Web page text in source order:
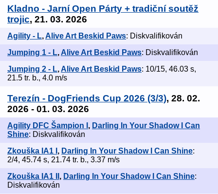
Kladno - Jarní Open Párty + tradiční soutěž
trojic, 21. 03. 2026
Agility - L,Alive Art Beskid Paws: Diskvalifikován
Jumping 1 - L, Alive Art Beskid Paws: Diskvalifikován
Jumping 2 - L,Alive Art Beskid Paws: 10/15, 46.03 s,
21.5 tr. b., 4.0 m/s
Terezín - DogFriends Cup 2026 (3/3), 28. 02.
2026 - 01. 03. 2026
Agility DFC Šampion I , Darling In Your Shadow I Can
Shine: Diskvalifikován
Zkouška IA1 I , Darling In Your Shadow I Can Shine:
2/4, 45.74 s, 21.74 tr. b., 3.37 m/s
Zkouška IA1 II , Darling In Your Shadow I Can Shine:
Diskvalifikován